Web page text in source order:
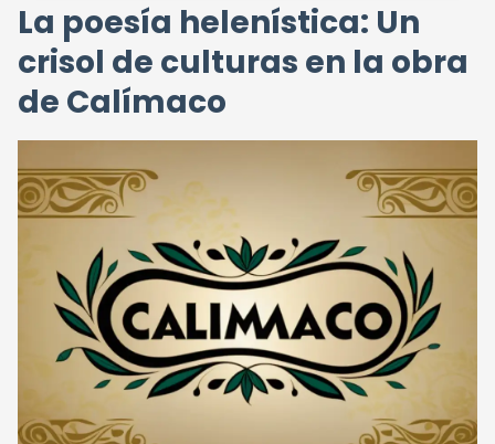
La poesía helenística: Un
crisol de culturas en la obra
de Calímaco